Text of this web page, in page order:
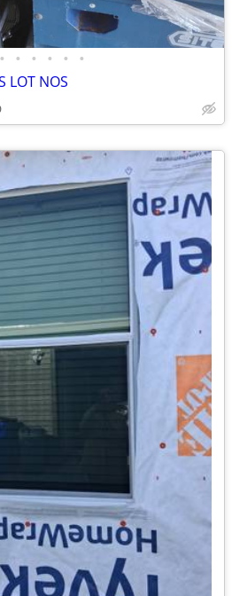
• • • • • •
LOT NOS